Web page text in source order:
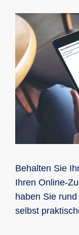
Behalten Sie
Ihren Online-
haben Sie
selbst